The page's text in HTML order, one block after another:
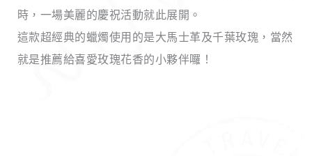
時，一場美麗的慶祝活動就此展開。
這款超經典的蠟燭使用的是大馬士革及千葉玫瑰，當然
就是推薦給喜愛玫瑰花香的小夥伴囉！